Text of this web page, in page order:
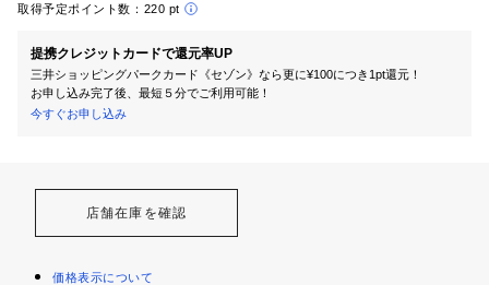
取得予定ポイント数： 220 pt
提携クレジットカードで還元率UP
三井ショッピングパークカード《セゾン》なら更に¥100につき1pt還元！
お申し込み完了後、最短５分でご利用可能！
今すぐお申し込み
店舗在庫を確認
価格表示について